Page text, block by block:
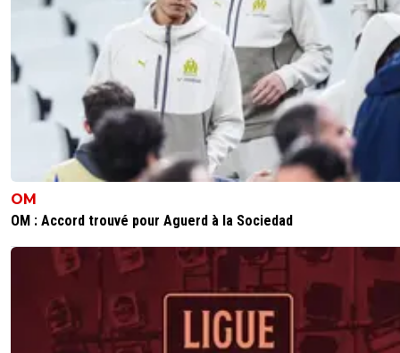
OM
OM : Accord trouvé pour Aguerd à la Sociedad